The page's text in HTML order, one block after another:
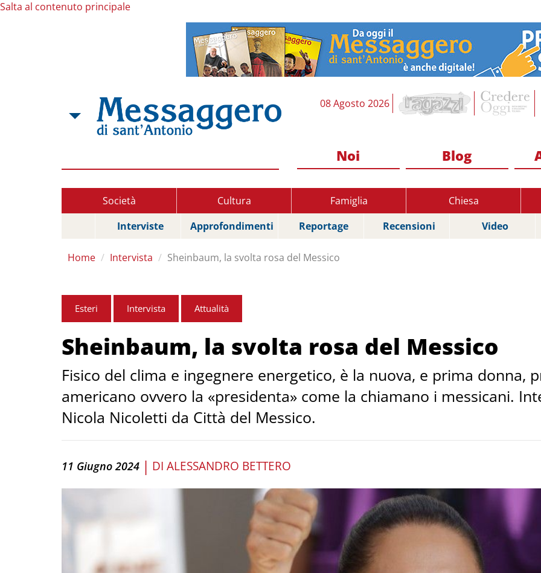
Salta al contenuto principale
08 Agosto 2026
Noi Blog
Società Cultura Famiglia
Chiesa
Interviste
Approfondimenti Reportage Recensioni Video
Home Intervista Sheinbaum, la svolta rosa del Messico
Esteri Intervista Attualità
Sheinbaum, la svolta rosa del Messico
Fisico del clima e ingegnere energetico, è la nuova, e prima donna,
americano ovvero la «presidenta» come la chiamano i messicani.
Nicola Nicoletti da Città del Messico.
11 Giugno 2024 | DI ALESSANDRO BETTERO